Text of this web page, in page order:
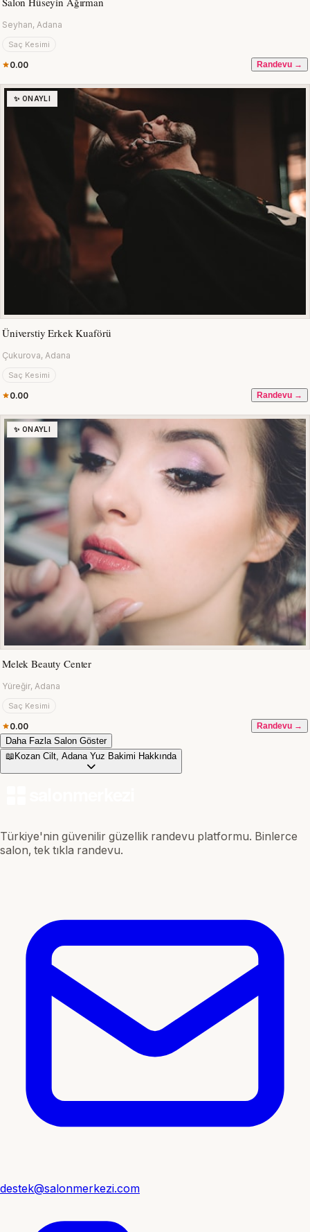
Seyhan, Adana
Saç Kesimi
0.00 Randevu →
✨ ONAYLI
Üniverstiy Erkek Kuaförü
Çukurova, Adana
Saç Kesimi
0.00 Randevu →
✨ ONAYLI
Melek Beauty Center
Yüreğir, Adana
Saç Kesimi
0.00 Randevu →
Daha Fazla Salon Göster
📖 Kozan Cilt, Adana Yuz Bakimi Hakkında
Türkiye'nin güvenilir güzellik randevu platformu. Binlerce
salon, tek tıkla randevu.
destek@salonmerkezi.com